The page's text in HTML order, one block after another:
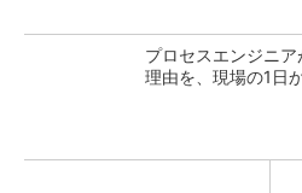
プロセスエンジニ
理由を、現場の1日